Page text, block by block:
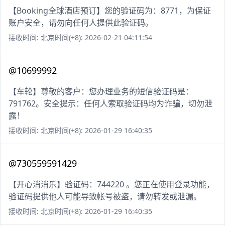
【Booking全球酒店预订】您的验证码为：8771，为保证
账户安全，请勿向任何人提供此验证码。
接收时间: 北京时间(+8): 2026-02-21 04:11:54
@10699992
【车轮】尊敬的客户：您办理业务的短信验证码是：
791762。安全提示：任何人索取验证码均为诈骗，切勿泄
露！
接收时间: 北京时间(+8): 2026-01-29 16:40:35
@730559591429
【开心消消乐】验证码：744220 。您正在使用登录功能，
验证码提供他人可能导致帐号被盗，请勿转发或泄漏。
接收时间: 北京时间(+8): 2026-01-29 16:40:35